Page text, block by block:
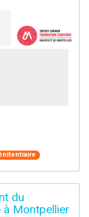
du
à Montpellier